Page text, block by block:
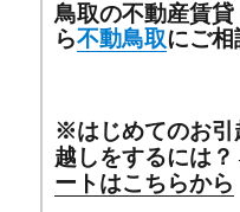
鳥取の不動産賃
ら不動鳥取にご相
※はじめてのお引
越しをするには
ートはこちらから